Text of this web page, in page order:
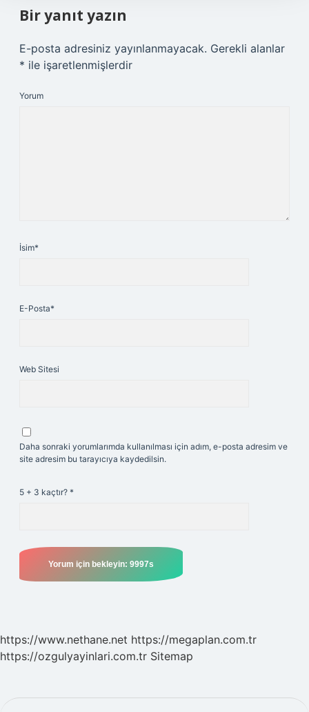
Bir yanıt yazın
E-posta adresiniz yayınlanmayacak. Gerekli alanlar
* ile işaretlenmişlerdir
Yorum
İsim*
E-Posta*
Web Sitesi
Daha sonraki yorumlarımda kullanılması için adım, e-posta adresim ve
site adresim bu tarayıcıya kaydedilsin.
5 + 3 kaçtır? *
https://www.nethane.net https://megaplan.com.tr
https://ozgulyayinlari.com.tr Sitemap